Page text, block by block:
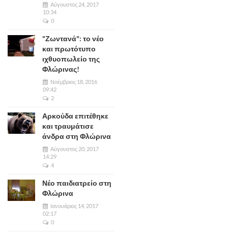
Αύγουστος 24, 2017
10:34
0
"Ζωντανά": το νέο
και πρωτότυπο
ιχθυοπωλείο της
Φλώρινας!
Νοέμβριος 18, 2016
09:42
2
Αρκούδα επιτέθηκε
και τραυμάτισε
άνδρα στη Φλώρινα
Αύγουστος 20, 2017
14:29
4
Νέο παιδιατρείο στη
Φλώρινα
Ιανουάριος 14, 2017
02:17
0